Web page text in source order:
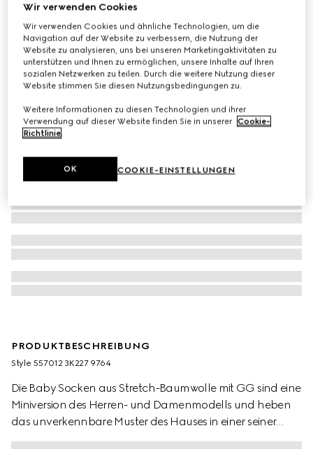
Baby GG Socken
€ 60
PRODUKTBESCHREIBUNG
Style ‎557012 3K227 9764
Die Baby Socken aus Stretch-Baumwolle mit GG sind eine
Miniversion des Herren- und Damenmodells und heben
das unverkennbare Muster des Hauses in einer seiner
charakteristischsten Farbkombinationen aus Beige und
Wir verwenden Cookies
Wir verwenden Cookies und ähnliche Technologien, um die
Navigation auf der Website zu verbessern, die Nutzung der
Website zu analysieren, uns bei unseren Marketingaktivitäten zu
unterstützen und Ihnen zu ermöglichen, unsere Inhalte auf Ihren
sozialen Netzwerken zu teilen. Durch die weitere Nutzung dieser
Website stimmen Sie diesen Nutzungsbedingungen zu.
Weitere Informationen zu diesen Technologien und ihrer
Verwendung auf dieser Website finden Sie in unserer Cookie-
Richtlinie.
COOKIE-EINSTELLUNGEN
OK